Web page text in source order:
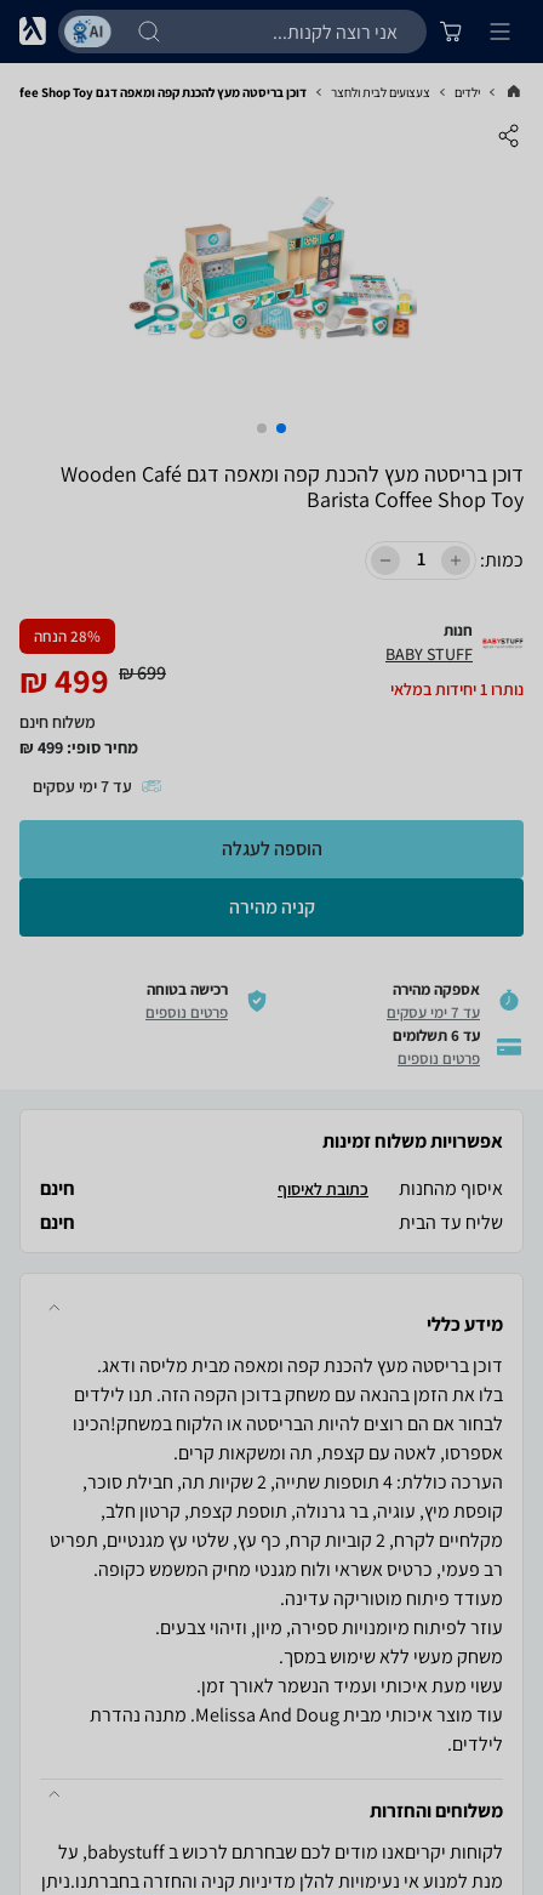
ילדים צעצועים לבית ולחצר דוכן בריסטה מעץ להכנת קפה ומאפה דגם Wooden Café Barista Coffee Shop Toy
דוכן בריסטה מעץ להכנת קפה ומאפה דגם Wooden Café
Barista Coffee Shop Toy
כמות:
חנות
BABY STUFF
נותרו1יחידות במלאי
28% הנחה
699
₪
499
₪
משלוח חינם
מחיר סופי: 499
₪
עד7ימי עסקים
קניה מהירה
הוספה לעגלה
אספקה מהירה
עד 7 ימי עסקים
רכישה בטוחה
פרטים נוספים
עד 6 תשלומים
פרטים נוספים
אפשרויות משלוח זמינות
איסוף מהחנות
חינם כתובת לאיסוף
שליח עד הבית חינם
מידע כללי
בלו את הזמן בהנאה עם משחק בדוכן הקפה הזה. תנו לילדים
לבחור אם הם רוצים להיות הבריסטה או הלקוח במשחק!הכינו
הערכה כוללת: 4 תוספות שתייה, 2 שקיות תה, חבילת סוכר,
קופסת מיץ, עוגיה, בר גרנולה, תוספת קצפת, קרטון חלב,
מקלחיים לקרח, 2 קוביות קרח, כף עץ, שלטי עץ מגנטיים, תפריט
עוד מוצר איכותי מבית Melissa And Doug. מתנה נהדרת
לילדים.
משלוחים והחזרות
לקוחות יקריםאנו מודים לכם שבחרתם לרכוש ב babystuff, על
מנת למנוע אי נעימויות להלן מדיניות קניה והחזרה בחברתנו.ניתן